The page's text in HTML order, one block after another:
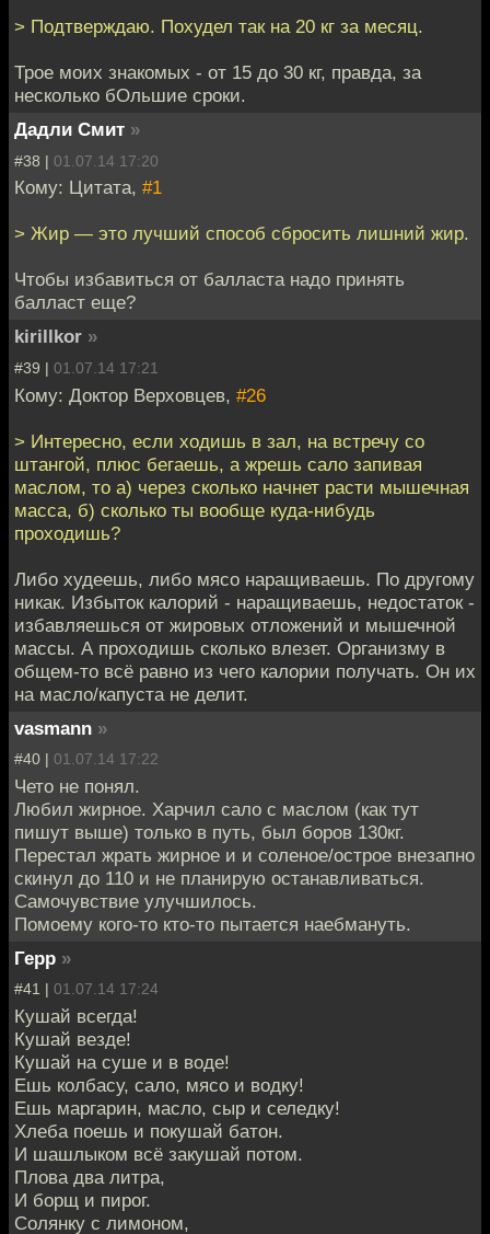
> Подтверждаю. Похудел так на 20 кг за месяц.
Трое моих знакомых - от 15 до 30 кг, правда, за
несколько бОльшие сроки.
Дадли Смит »
#38 | 01.07.14 17:20
Кому: Цитата, #1
> Жир — это лучший способ сбросить лишний жир.
Чтобы избавиться от балласта надо принять
балласт еще?
kirillkor »
#39 | 01.07.14 17:21
Кому: Доктор Верховцев, #26
> Интересно, если ходишь в зал, на встречу со
штангой, плюс бегаешь, а жрешь сало запивая
маслом, то а) через сколько начнет расти мышечная
масса, б) сколько ты вообще куда-нибудь
проходишь?
Либо худеешь, либо мясо наращиваешь. По другому
никак. Избыток калорий - наращиваешь, недостаток -
избавляешься от жировых отложений и мышечной
массы. А проходишь сколько влезет. Организму в
общем-то всё равно из чего калории получать. Он их
на масло/капуста не делит.
vasmann »
#40 | 01.07.14 17:22
Чето не понял.
Любил жирное. Харчил сало с маслом (как тут
пишут выше) только в путь, был боров 130кг.
Перестал жрать жирное и и соленое/острое внезапно
скинул до 110 и не планирую останавливаться.
Самочувствие улучшилось.
Помоему кого-то кто-то пытается наебмануть.
Герр »
#41 | 01.07.14 17:24
Кушай всегда!
Кушай везде!
Кушай на суше и в воде!
Ешь колбасу, сало, мясо и водку!
Ешь маргарин, масло, сыр и селедку!
Хлеба поешь и покушай батон.
И шашлыком всё закушай потом.
Плова два литра,
И борщ и пирог.
Солянку с лимоном,